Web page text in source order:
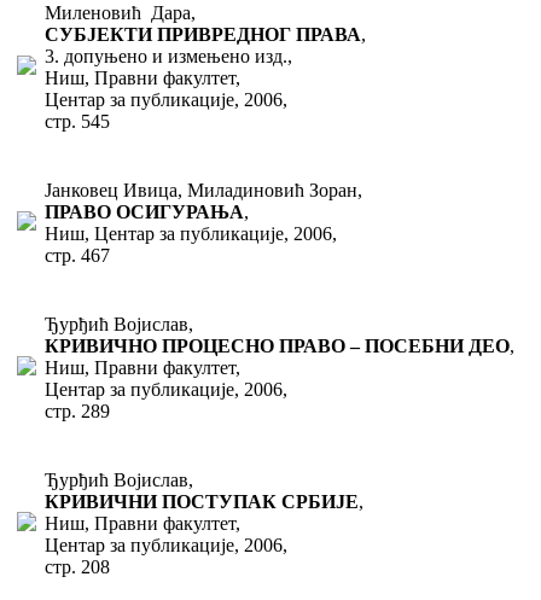
Миленовић Дара,
СУБЈЕКТИ ПРИВРЕДНОГ ПРАВА,
3. допуњено и измењено изд.,
Ниш, Правни факултет,
Центар за публикације, 2006,
стр. 545
Јанковец Ивица, Миладиновић Зоран,
ПРАВО ОСИГУРАЊА,
Ниш, Центар за публикације, 2006,
стр. 467
Ђурђић Војислав,
КРИВИЧНО ПРОЦЕСНО ПРАВО – ПОСЕБНИ ДЕО,
Ниш, Правни факултет,
Центар за публикације, 2006,
стр. 289
Ђурђић Војислав,
КРИВИЧНИ ПОСТУПАК СРБИЈЕ,
Ниш, Правни факултет,
Центар за публикације, 2006,
стр. 208